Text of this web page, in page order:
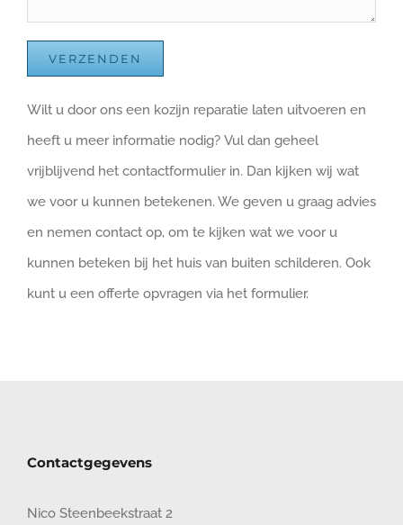
Wilt u door ons een kozijn reparatie laten uitvoeren en
heeft u meer informatie nodig? Vul dan geheel
vrijblijvend het contactformulier in. Dan kijken wij wat
we voor u kunnen betekenen. We geven u graag advies
en nemen contact op, om te kijken wat we voor u
kunnen beteken bij het huis van buiten schilderen. Ook
kunt u een offerte opvragen via het formulier.
Contactgegevens
Nico Steenbeekstraat 2